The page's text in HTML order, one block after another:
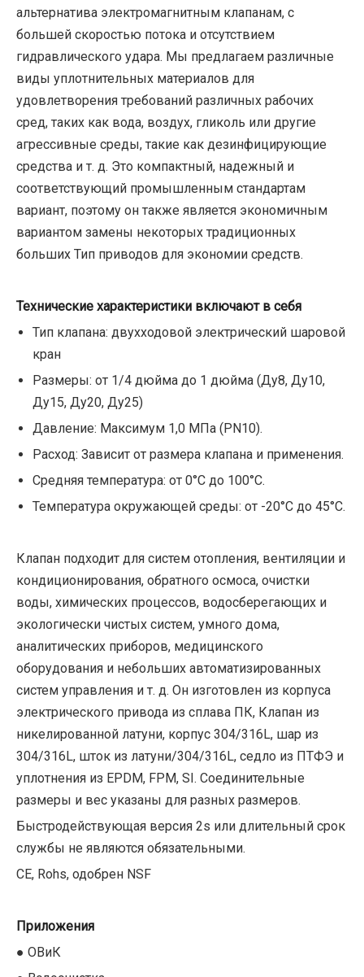
альтернатива электромагнитным клапанам, с
большей скоростью потока и отсутствием
гидравлического удара. Мы предлагаем различные
виды уплотнительных материалов для
удовлетворения требований различных рабочих
сред, таких как вода, воздух, гликоль или другие
агрессивные среды, такие как дезинфицирующие
средства и т. д. Это компактный, надежный и
соответствующий промышленным стандартам
вариант, поэтому он также является экономичным
вариантом замены некоторых традиционных
больших Тип приводов для экономии средств.
Технические характеристики включают в себя
Тип клапана: двухходовой электрический шаровой
кран
Размеры: от 1/4 дюйма до 1 дюйма (Ду8, Ду10,
Ду15, Ду20, Ду25)
Давление: Максимум 1,0 МПа (PN10).
Расход: Зависит от размера клапана и применения.
Средняя температура: от 0°C до 100°C.
Температура окружающей среды: от -20°C до 45°C.
Клапан подходит для систем отопления, вентиляции и
кондиционирования, обратного осмоса, очистки
воды, химических процессов, водосберегающих и
экологически чистых систем, умного дома,
аналитических приборов, медицинского
оборудования и небольших автоматизированных
систем управления и т. д. Он изготовлен из корпуса
электрического привода из сплава ПК, Клапан из
никелированной латуни, корпус 304/316L, шар из
304/316L, шток из латуни/304/316L, седло из ПТФЭ и
уплотнения из EPDM, FPM, SI. Соединительные
размеры и вес указаны для разных размеров.
Быстродействующая версия 2s или длительный срок
службы не являются обязательными.
CE, Rohs, одобрен NSF
Приложения
● ОВиК